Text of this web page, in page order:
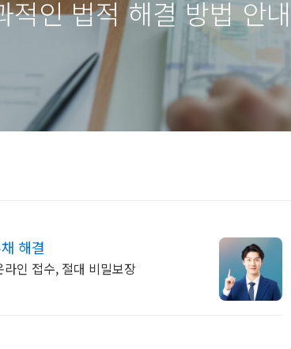
적인 법적 해결 방법 안내
해결
인 접수, 절대 비밀보장